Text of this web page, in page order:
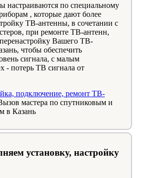
настраиваются по специальному
, которые дают более
ТВ-антенны, в сочетании с
при ремонте ТВ-антенн,
Вашего ТВ-
чтобы обеспечить
сигнала, с малым
- потерь ТВ сигнала от
подключение, ремонт ТВ-
мастера по спутниковым и
в Казань
установку, настройку